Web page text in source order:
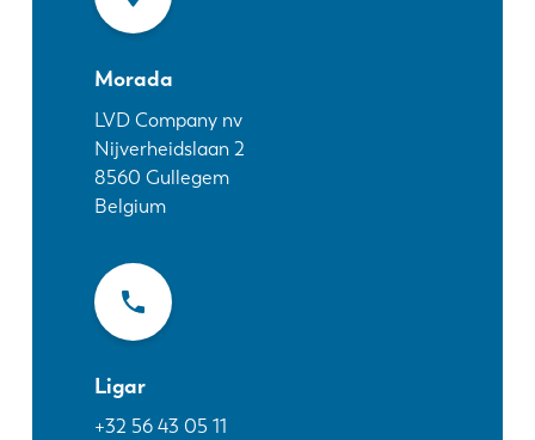
Morada
LVD Company nv
Nijverheidslaan 2
8560 Gullegem
Belgium
Ligar
+32 56 43 05 11
Descubra a LVD
Experiências dos clientes
Eventos
Centro de Recursos
Indústrias & soluções
Contacte-nos